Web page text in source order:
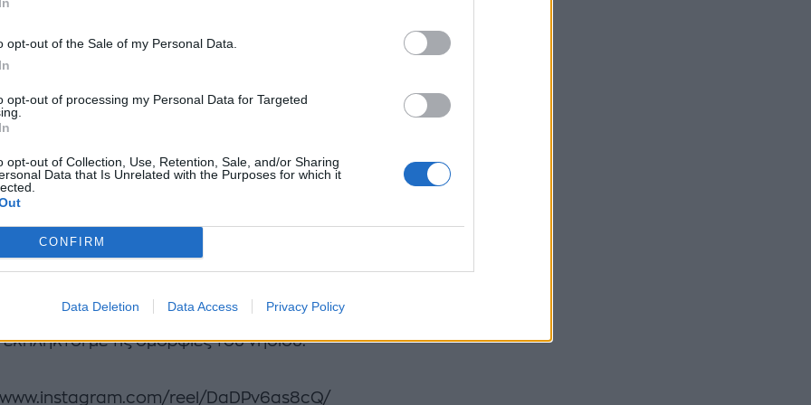
opt-out of the Sale of my Personal Data.
opt-out of processing my Personal Data for Targeted
opt-out of Collection, Use, Retention, Sale, and/or Sharing
Data that Is Unrelated with the Purposes for which it
CONFIRM
Data Deletion Data Access Privacy Policy
παράδεισο. «Eγώ και τα αγόρια μου. Ελληνικός
p/DaDWuBoAHul/
Σποράδες στον Σαρωνικό καθώς εδώ και λίγα 24ωρα είναι
και η διάσημη τραγουδίστρια Rita Ora. Ξεκίνησε από
τις διακοπές της και όπως μας έδειξε σε ανάρτησή της,
θα κάνει μία μικρή κρουαζιέρα στα ελληνικά
για summer diaries και με τους θαυμαστές της να
με τις ομορφιές του νησιού.
reel/DaDPv6as8cQ/